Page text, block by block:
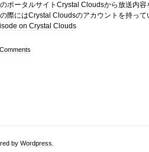
ポータルサイトCrystal Cloudsから放送内容
際にはCrystal Cloudsのアカウントを持って
on Crystal Clouds
by Wordpress